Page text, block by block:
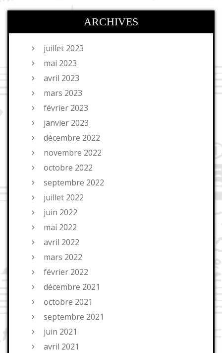
ARCHIVES
juillet 2023
mai 2023
avril 2023
mars 2023
février 2023
janvier 2023
décembre 2022
novembre 2022
octobre 2022
septembre 2022
juillet 2022
juin 2022
mai 2022
avril 2022
mars 2022
février 2022
décembre 2021
octobre 2021
septembre 2021
juin 2021
avril 2021